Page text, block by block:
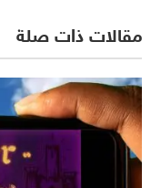
مقالات ذات صلة